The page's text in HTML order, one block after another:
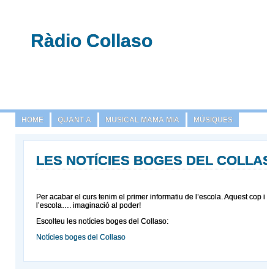
Ràdio Collaso
HOME QUANT A MUSICAL MAMA MIA MÚSIQUES
LES NOTÍCIES BOGES DEL
Per acabar el curs tenim el primer informatiu de l’escola. Aquest
l’escola…. imaginació al poder!
Escolteu les notícies boges del Collaso:
Notícies boges del Collaso